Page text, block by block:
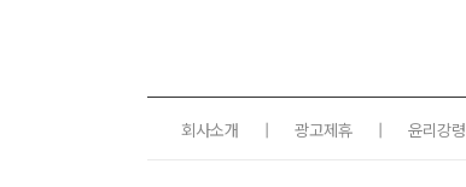
회사소개 광고제휴 윤리강령